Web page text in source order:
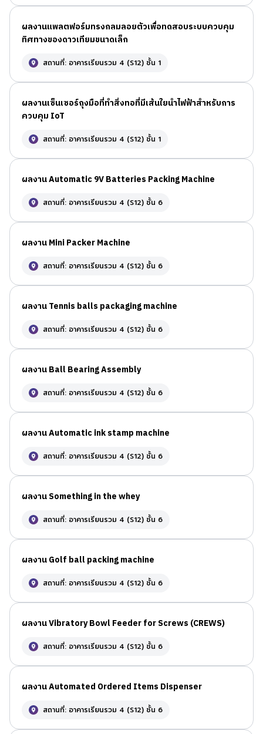
ผลงานแพลตฟอร์มทรงกลมลอยตัวเพื่อทดสอบระบบควบคุม
ทิศทางของดาวเทียมขนาดเล็ก
สถานที่: อาคารเรียนรวม 4 (S12) ชั้น 1
ผลงานเซ็นเซอร์ถุงมือที่ทำสิ่งทอที่มีเส้นใยนำไฟฟ้าสำหรับการ
ควบคุม IoT
สถานที่: อาคารเรียนรวม 4 (S12) ชั้น 1
ผลงาน Automatic 9V Batteries Packing Machine
สถานที่: อาคารเรียนรวม 4 (S12) ชั้น 6
ผลงาน Mini Packer Machine
สถานที่: อาคารเรียนรวม 4 (S12) ชั้น 6
ผลงาน Tennis balls packaging machine
สถานที่: อาคารเรียนรวม 4 (S12) ชั้น 6
ผลงาน Ball Bearing Assembly
สถานที่: อาคารเรียนรวม 4 (S12) ชั้น 6
ผลงาน Automatic ink stamp machine
สถานที่: อาคารเรียนรวม 4 (S12) ชั้น 6
ผลงาน Something in the whey
สถานที่: อาคารเรียนรวม 4 (S12) ชั้น 6
ผลงาน Golf ball packing machine
สถานที่: อาคารเรียนรวม 4 (S12) ชั้น 6
ผลงาน Vibratory Bowl Feeder for Screws (CREWS)
สถานที่: อาคารเรียนรวม 4 (S12) ชั้น 6
ผลงาน Automated Ordered Items Dispenser
สถานที่: อาคารเรียนรวม 4 (S12) ชั้น 6